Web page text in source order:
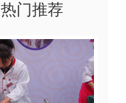
热门推荐